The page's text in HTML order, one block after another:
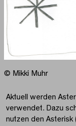
© Mikki Muhr
Aktuell werden
verwendet. Dazu
nutzen den Asterisk